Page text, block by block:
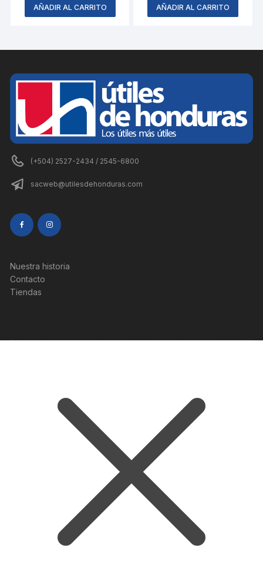
AÑADIR AL CARRITO AÑADIR AL CARRITO
(+504) 2527-2434 / 2545-6800
sacweb@utilesdehonduras.com
Nuestra historia
Contacto
Tiendas